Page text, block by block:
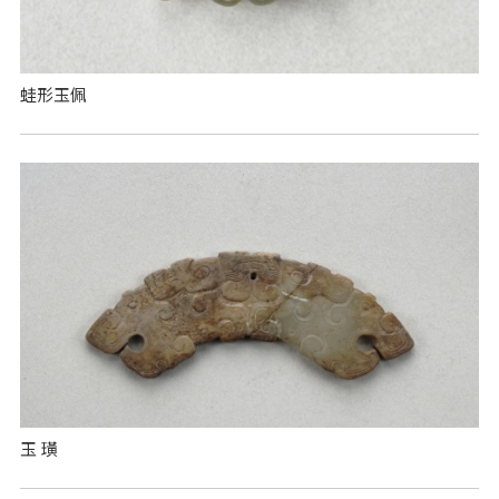
蛙形玉佩
玉 璜